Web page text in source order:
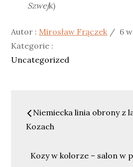
Szwejk)
Autor : Mirosław Frączek 6
Kategorie :
Uncategorized
Nawigacja
wpisu
Niemiecka linia obrony z
Kozach
Kozy w kolorze – salon w